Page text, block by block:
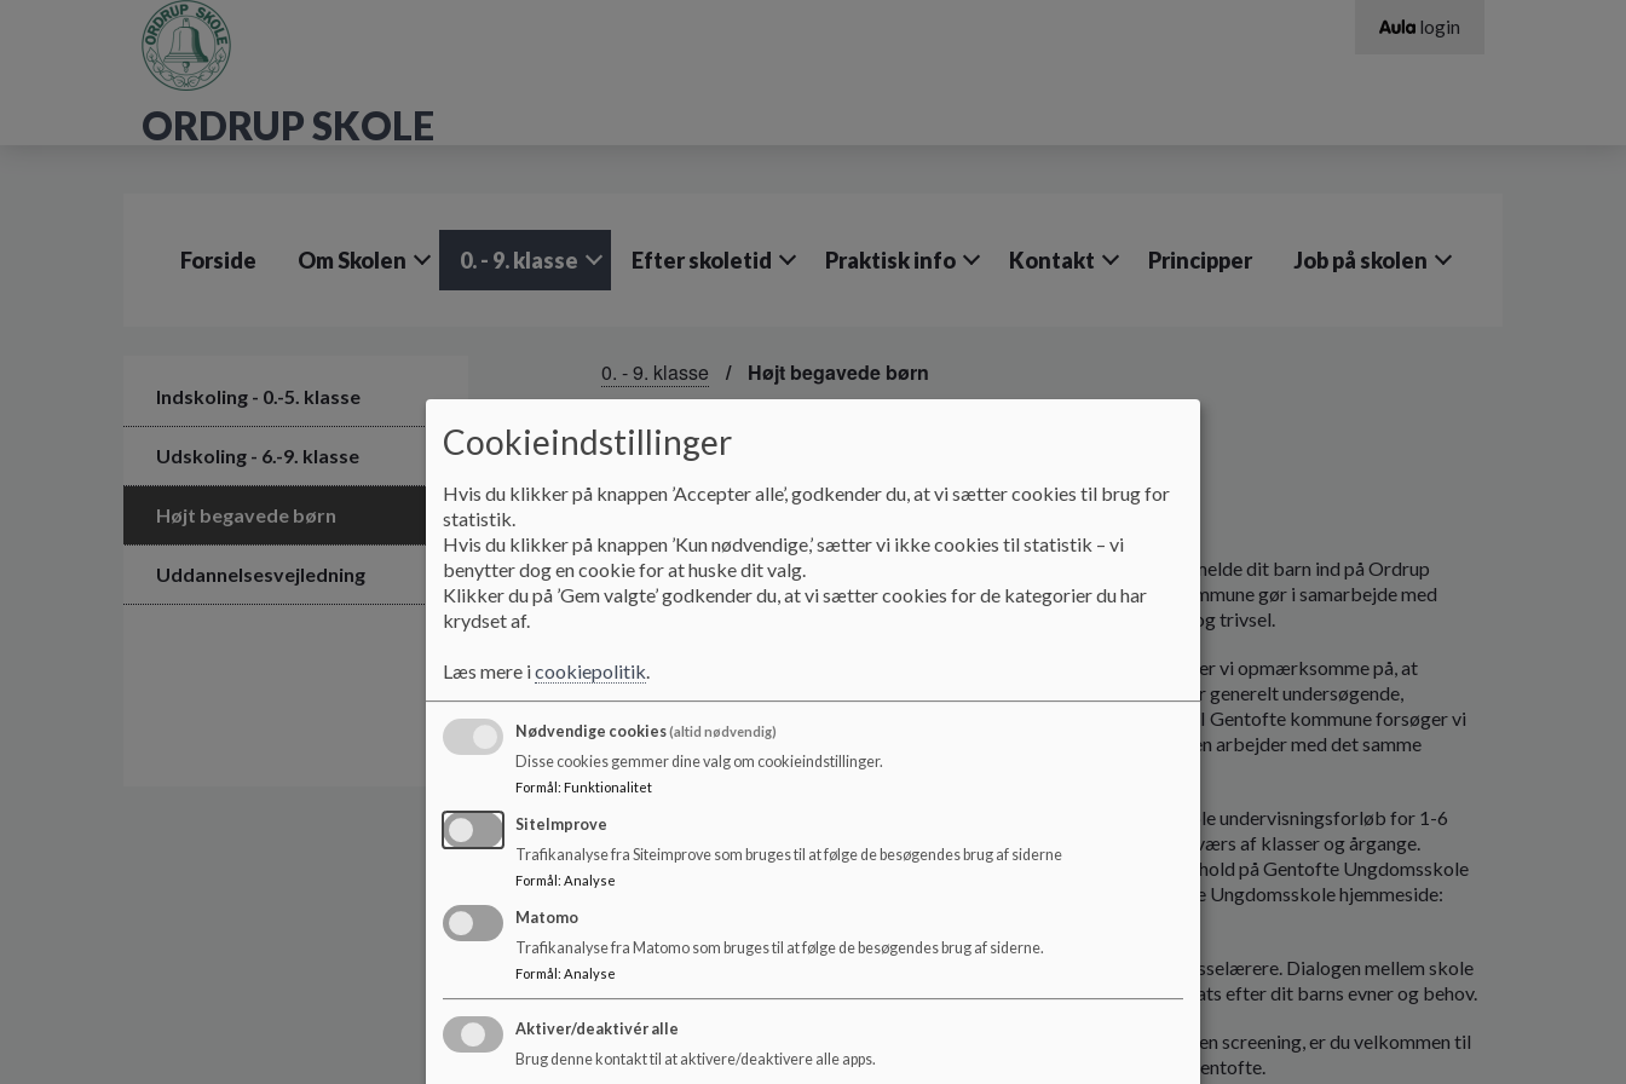
ORDRUP SKOLE
login
Forside Om Skolen 0. - 9. klasse Efter skoletid Praktisk info Kontakt Principper Job på skolen
Indskoling - 0.-5. klasse
Udskoling - 6.-9. klasse
Højt begavede børn
Uddannelsesvejledning
0. - 9. klasse Højt begavede børn
Højt begavede børn
Har du et barn med høj begavelse på Ordrup Skole, eller overvejer du at melde dit barn ind på Ordrup
Skole? Her finder du viden om, hvad vi på Ordrup Skole og i Gentofte Kommune gør i samarbejde med
dagtilbud, skoler, forældre og fagpersoner for at støtte dit barns læring og trivsel.
På Ordrup Skole, ligesom på alle andre folkeskoler i Gentofte kommune, er vi opmærksomme på, at
højtbegavede børn og unge ofte tænker anderledes end andre børn. De er generelt undersøgende,
kompleks tænkende og udfordrer dig med undrende spørgsmål og ideer. I Gentofte kommune forsøger vi
at favne de højtbegavede i den almindelige undervisning, hvor alle i klassen arbejder med det samme
materiale, men hvor der arbejdes differentieret, så alle udfordres fagligt.
Ud over den differentierede undervisning i klasserne tilbyder Ordrup Skole undervisningsforløb for 1-6
årgang. Her undervises udvalgte elever med særlige forudsætninger på tværs af klasser og årgange.
Herudover tilbyder Ordrup Skole i samarbejde med Gentofte Kommune hold på Gentofte Ungdomsskole
for højt begavede elever i udskolingen. Læs mere om holdene på Gentofte Ungdomsskole hjemmeside:
Hvis du tænker, at dit barn er højtbegavet, skal du kontakte dit barns klasselærere. Dialogen mellem skole
og hjem er afgørende, så skolen kan tilrettelægge den pædagogiske indsats efter dit barns evner og behov.
Hvis du har spørgsmål, brug for sparring, vejledning eller med henblik på en screening, er du velkommen til
at kontakte Børn Med Særlige Forudsætninger (BMSF)- VidensCenter Gentofte.
Cookieindstillinger
Hvis du klikker på knappen ’Accepter alle’, godkender du, at vi sætter cookies til brug for
statistik.
Hvis du klikker på knappen ’Kun nødvendige,’ sætter vi ikke cookies til statistik – vi
benytter dog en cookie for at huske dit valg.
Klikker du på ’Gem valgte’ godkender du, at vi sætter cookies for de kategorier du har
krydset af.
Læs mere icookiepolitik.
Nødvendige cookies(altid nødvendig)
Disse cookies gemmer dine valg om cookieindstillinger.
Formål : Funktionalitet
SiteImprove
Trafikanalyse fra Siteimprove som bruges til at følge de besøgendes brug af siderne
Formål : Analyse
Matomo
Trafikanalyse fra Matomo som bruges til at følge de besøgendes brug af siderne.
Formål: Analyse
Aktiver/deaktivér alle
Brug denne kontakt til at aktivere/deaktivere alle apps.